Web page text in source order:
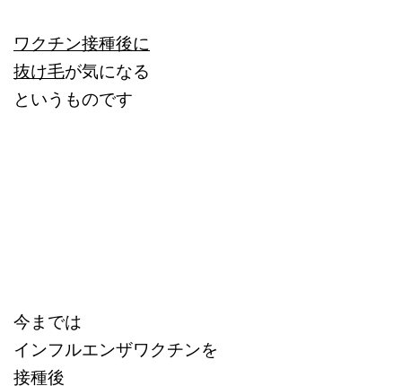
ワクチン接種後に
抜け毛が気になる
というものです
今までは
インフルエンザワクチンを
接種後